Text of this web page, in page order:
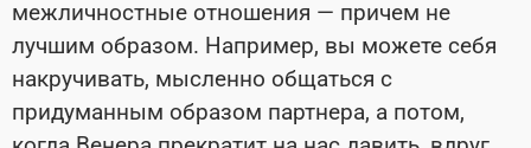
межличностные отношения — причем не
лучшим образом. Например, вы можете себя
накручивать, мысленно общаться с
придуманным образом партнера, а потом,